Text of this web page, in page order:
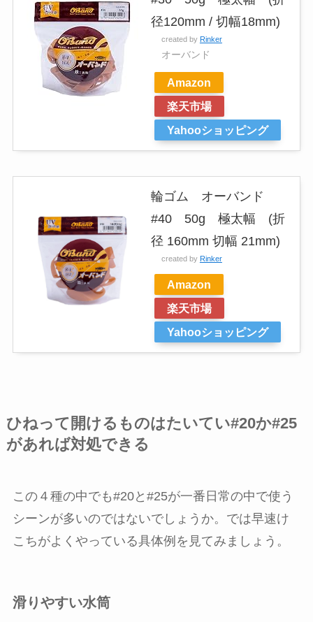
径120mm / 切幅18mm)
created by Rinker
オーバンド
Amazon
楽天市場
Yahooショッピング
輪ゴム オーバンド
#40 50g 極太幅 (折
径 160mm 切幅 21mm)
created by Rinker
Amazon
楽天市場
Yahooショッピング
ひねって開けるものはたいてい#20か#25
があれば対処できる
この４種の中でも#20と#25が一番日常の中で使う
シーンが多いのではないでしょうか。では早速け
こちがよくやっている具体例を見てみましょう。
滑りやすい水筒